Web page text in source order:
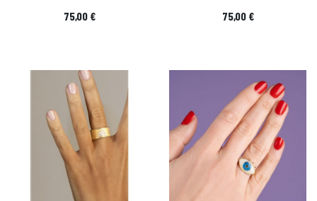
Prix
75,00 € Prix
75,00 €